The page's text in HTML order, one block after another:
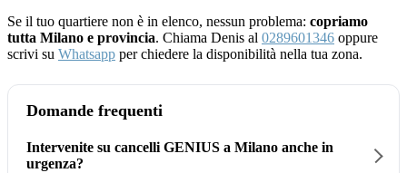
Se il tuo quartiere non è in elenco, nessun problema: copriamo
tutta Milano e provincia. Chiama Denis al 0289601346 oppure
scrivi su Whatsapp per chiedere la disponibilità nella tua zona.
Domande frequenti
Intervenite su cancelli GENIUS a Milano anche in
urgenza?